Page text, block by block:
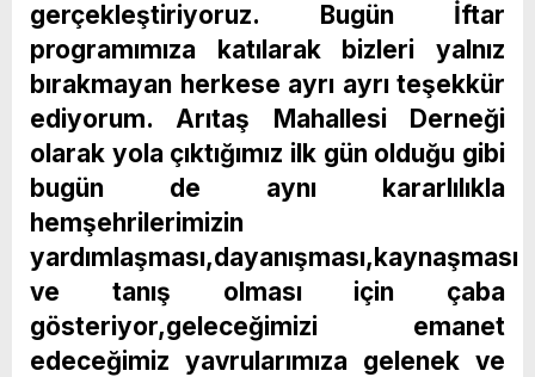
gerçekleştiriyoruz. Bugün İftar
programımıza katılarak bizleri yalnız
bırakmayan herkese ayrı ayrı teşekkür
ediyorum. Arıtaş Mahallesi Derneği
olarak yola çıktığımız ilk gün olduğu gibi
bugün de aynı kararlılıkla
hemşehrilerimizin
yardımlaşması,dayanışması,kaynaşması
ve tanış olması için çaba
gösteriyor,geleceğimizi emanet
edeceğimiz yavrularımıza gelenek ve